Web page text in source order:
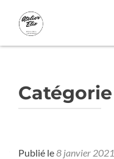
Catégorie
Publié le8 janvier 2021